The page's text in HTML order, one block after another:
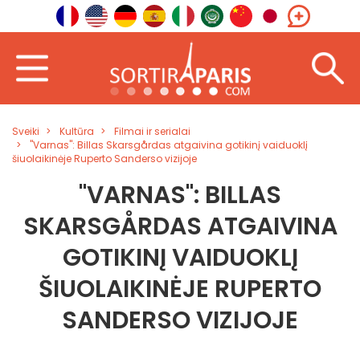
Sveiki Kultūra
Filmai ir serialai
"Varnas": Billas Skarsgårdas atgaivina gotikinį vaiduoklį
šiuolaikinėje Ruperto Sanderso vizijoje
"VARNAS": BILLAS
SKARSGÅRDAS ATGAIVINA
GOTIKINĮ VAIDUOKLĮ
ŠIUOLAIKINĖJE RUPERTO
SANDERSO VIZIJOJE